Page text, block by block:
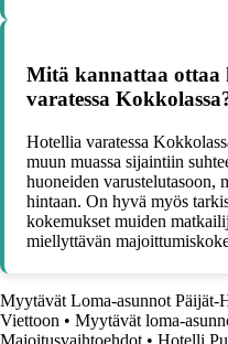
Mitä kannattaa ottaa
varatessa
Hotellia varatessa
muun muassa sijaintiin
huoneiden varustelutasoon,
hintaan. On hyvä myös
kokemukset muiden
miellyttävän
Myytävät Loma-asunnot Päijät-
Viettoon • Myytävät loma-
Majoitusvaihtoehdot • Hotelli